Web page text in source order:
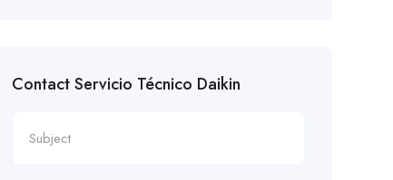
Contact Servicio Técnico Daikin